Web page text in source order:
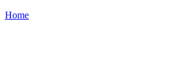
Home